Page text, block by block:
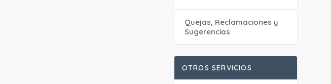
Quejas, Reclamaciones y
Sugerencias
OTROS SERVICIOS